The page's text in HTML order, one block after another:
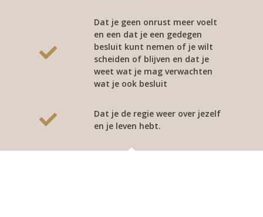
Dat je geen onrust meer voelt
en een dat je een gedegen
besluit kunt nemen of je wilt
scheiden of blijven en dat je
weet wat je mag verwachten
wat je ook besluit
Dat je de regie weer over jezelf
en je leven hebt.